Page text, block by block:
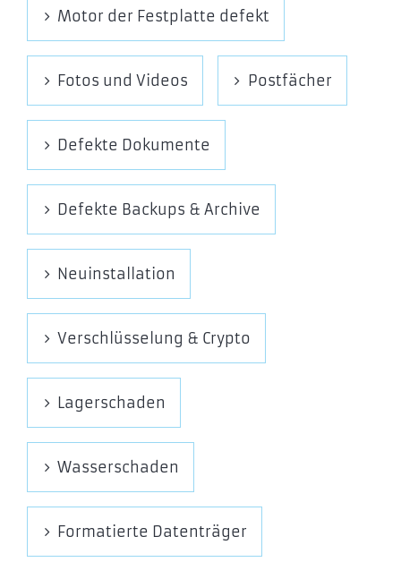
Motor der Festplatte defekt
Fotos und Videos Postfächer
Defekte Dokumente
Defekte Backups & Archive
Neuinstallation
Verschlüsselung & Crypto
Lagerschaden
Wasserschaden
Formatierte Datenträger